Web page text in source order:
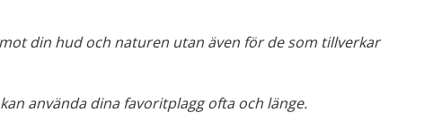
din hud och naturen utan även för de som tillverkar
använda dina favoritplagg ofta och länge.